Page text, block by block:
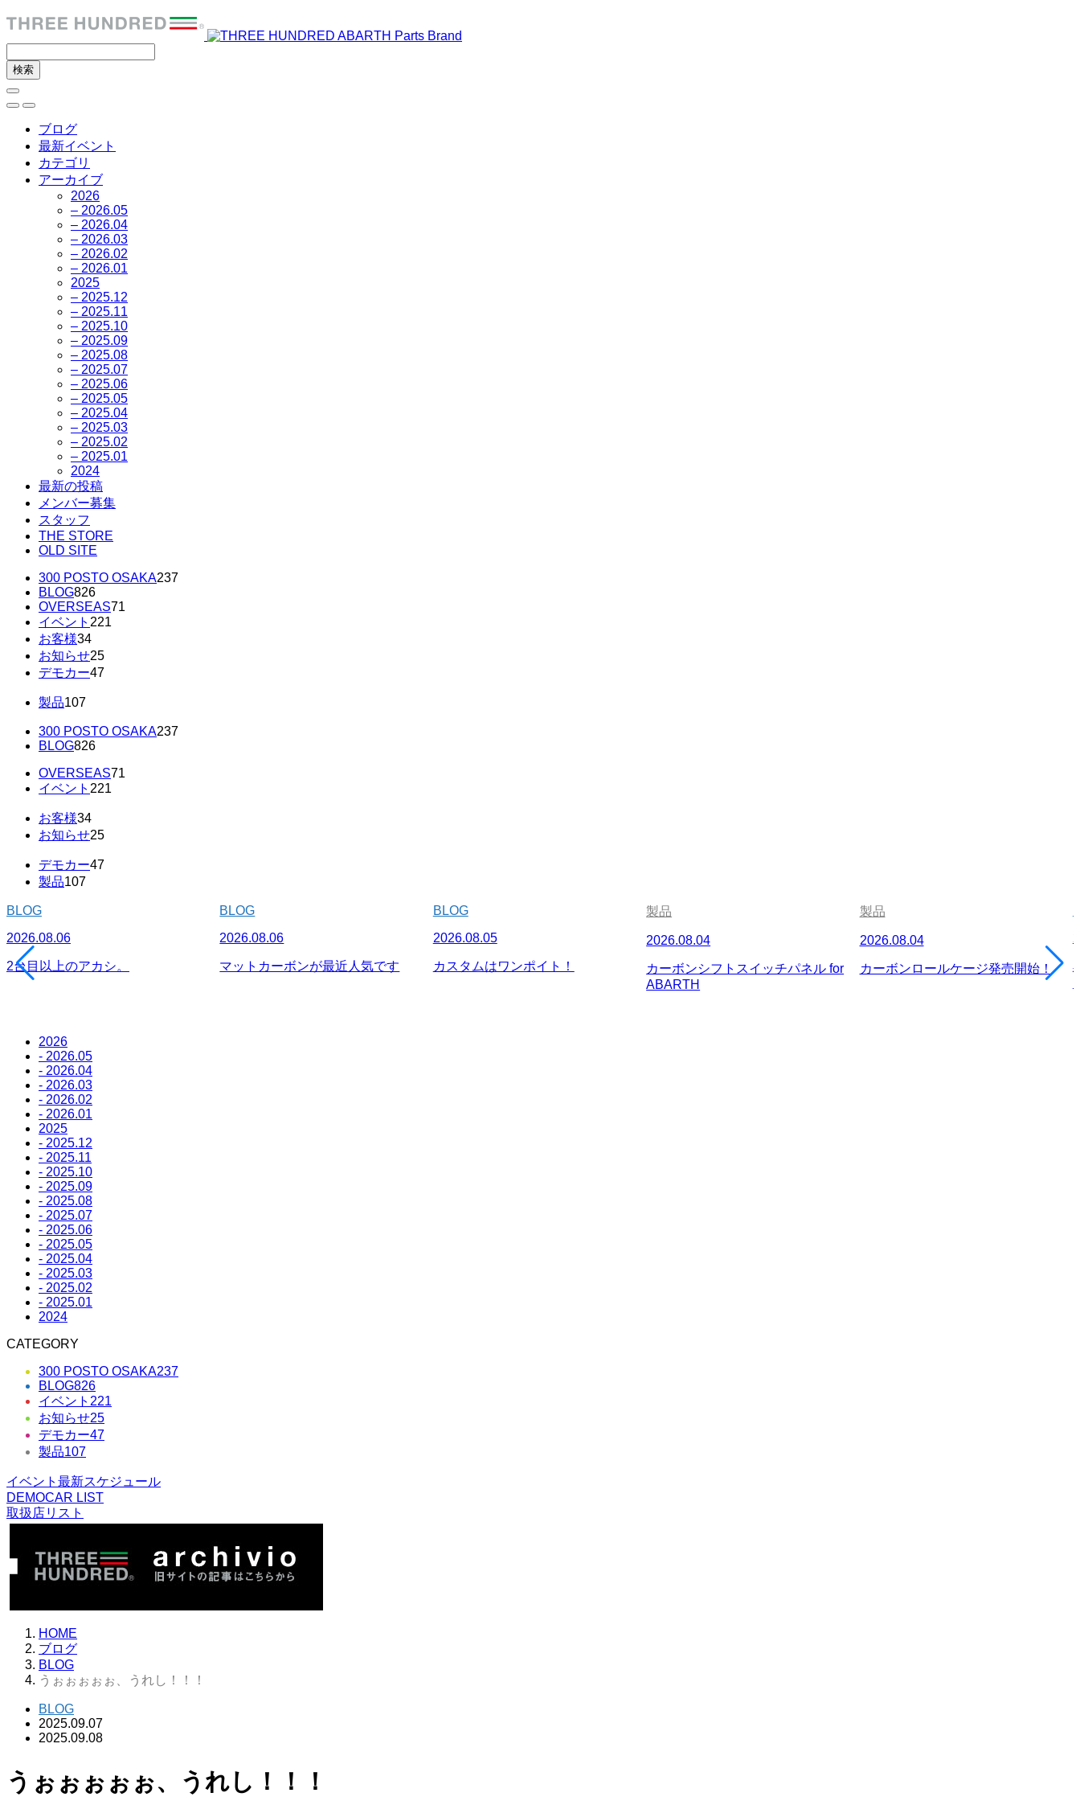
ブログ
最新イベント
カテゴリ
アーカイブ
2026
– 2026.05
– 2026.04
– 2026.03
– 2026.02
– 2026.01
2025
– 2025.12
– 2025.11
– 2025.10
– 2025.09
– 2025.08
– 2025.07
– 2025.06
– 2025.05
– 2025.04
– 2025.03
– 2025.02
– 2025.01
2024
最新の投稿
メンバー募集
スタッフ
THE STORE
OLD SITE
300 POSTO OSAKA237
BLOG826
OVERSEAS71
イベント 221
お客様34
お知らせ25
デモカー47
製品107
300 POSTO OSAKA237
BLOG826
OVERSEAS71
イベント 221
お客様34
お知らせ25
デモカー47
製品107
BLOG
2026.08.06
2台目以上のアカシ。
BLOG
2026.08.06
マットカーボンが最近人気です
BLOG
2026.08.05
カスタムはワンポイト！
製品
2026.08.04
カーボンシフトスイッチパネル for
ABARTH
製品
2026.08.04
カーボンロールケージ発売開始！
2026
- 2026.05
- 2026.04
- 2026.03
- 2026.02
- 2026.01
2025
- 2025.12
- 2025.11
- 2025.10
- 2025.09
- 2025.08
- 2025.07
- 2025.06
- 2025.05
- 2025.04
- 2025.03
- 2025.02
- 2025.01
2024
CATEGORY
300 POSTO OSAKA237
BLOG826
イベント 221
お知らせ25
デモカー47
製品107
イベント最新スケジュール
DEMOCAR LIST
取扱店リスト
HOME
ブログ
BLOG
うぉぉぉぉぉ、うれし！！！
BLOG
2025.09.07
2025.09.08
うぉぉぉぉぉ、うれし！！！